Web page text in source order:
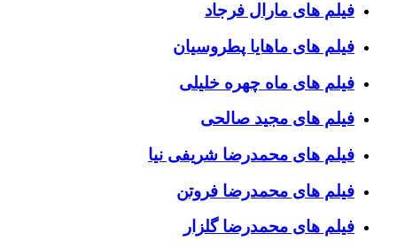
فیلم های مارال فرجاد
فیلم های ماهایا پطروسیان
فیلم های ماه چهره خلیلی
فیلم های مجید صالحی
فیلم های محمدرضا شریفی نیا
فیلم های محمدرضا فروتن
فیلم های محمدرضا گلزار